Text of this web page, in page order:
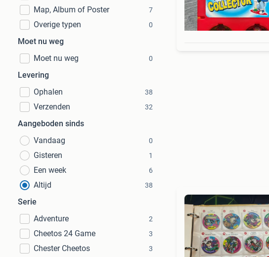
Map, Album of Poster 7
Overige typen 0
Moet nu weg
Moet nu weg
0
Levering
Ophalen
38
Verzenden 32
Aangeboden sinds
Vandaag
0
Gisteren 1
Een week 6
Altijd 38
Serie
Adventure
2
Cheetos 24 Game 3
Chester Cheetos 3